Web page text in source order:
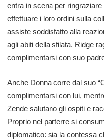
entra in scena per
effettuare i loro ordini sulla
assiste soddisfatto alla
agli abiti della sfilata. Ridge
complimentarsi con suo
Anche Donna corre dal suo
complimentarsi con lui,
Zende salutano gli ospiti e
Proprio nel parterre si
diplomatico: sia la contessa